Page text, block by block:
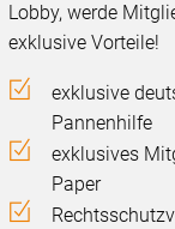
Lobby, werde
exklusive Vorteile!
exklusive
Pannenhilfe
exklusives
Paper